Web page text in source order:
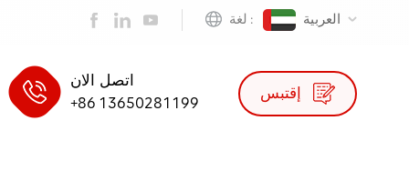
لغة :
اتصل الان
+86 13650281199